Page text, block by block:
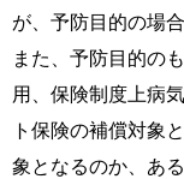
が、予防目的の場
また、予防目的の
用、保険制度上病
ト保険の補償対象
象となるのか、あ